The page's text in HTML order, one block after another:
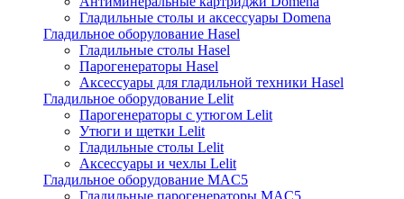
Гладильные столы и аксессуары Domena
Гладильное оборулование Hasel
Гладильные столы Hasel
Парогенераторы Hasel
Аксессуары для гладильной техники Hasel
Гладильное оборудование Lelit
Парогенераторы с утюгом Lelit
Утюги и щетки Lelit
Гладильные столы Lelit
Аксессуары и чехлы Lelit
Гладильное оборудование MAC5
Гладильные парогенераторы MAC5